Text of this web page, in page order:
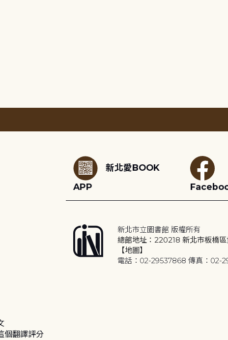
新北愛BOOK
APP
新北市立圖書館 版權所有
總館地址：220218 新北市板橋
【地圖】
電話：02-29537868 傳真：02-
個翻譯評分